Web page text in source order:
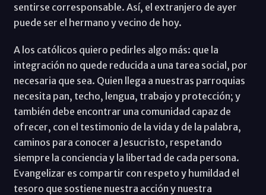
sentirse corresponsable. Así, el extranjero de ayer
puede ser el hermano y vecino de hoy.
A los católicos quiero pedirles algo más: que la
integración no quede reducida a una tarea social, por
necesaria que sea. Quien llega a nuestras parroquias
necesita pan, techo, lengua, trabajo y protección; y
también debe encontrar una comunidad capaz de
ofrecer, con el testimonio de la vida y de la palabra,
caminos para conocer a Jesucristo, respetando
siempre la conciencia y la libertad de cada persona.
Evangelizar es compartir con respeto y humildad el
tesoro que sostiene nuestra acción y nuestra